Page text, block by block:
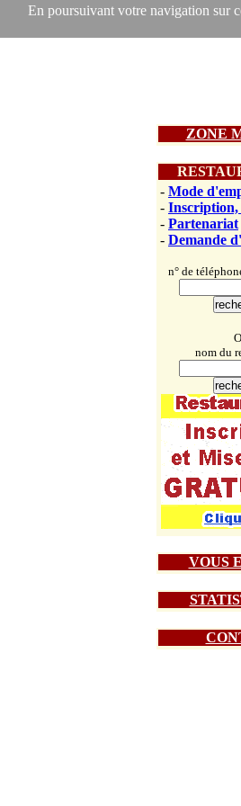
En poursuivant votre navigation sur
ZONE
- Mode
-
- Partenariat
- Demande
n° de
nom du
VOUS